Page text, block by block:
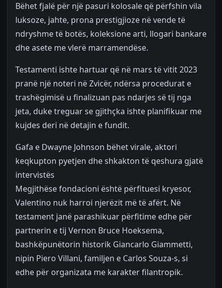
Bëhet fjalë për një pasuri kolosale që përfshin vila
luksoze, jahte, prona prestigjioze në vende të
ndryshme të botës, koleksione arti, llogari bankare
dhe asete me vlerë marramendëse.
Testamenti ishte hartuar që në mars të vitit 2023
pranë një noteri në Zvicër, ndërsa procedurat e
trashëgimisë u finalizuan pas ndarjes së tij nga
jeta, duke treguar se gjithçka ishte planifikuar me
kujdes deri në detajin e fundit.
Gafa e Dwayne Johnson bëhet virale, aktori
keqkupton pyetjen dhe shkakton të qeshura gjatë
intervistës
Megjithëse fondacioni është përfituesi kryesor,
Valentino nuk harroi njerëzit më të afërt. Në
testament janë parashikuar përfitime edhe për
partnerin e tij Vernon Bruce Hoeksema,
bashkëpunëtorin historik Giancarlo Giammetti,
nipin Piero Villani, familjen e Carlos Souza-s, si
edhe për organizata me karakter filantropik.